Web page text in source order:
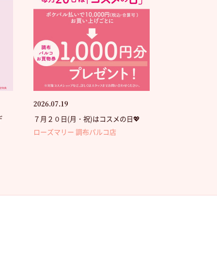
2026.07.19
７月２０日(月・祝)はコスメの日💖
ローズマリー 調布パルコ店